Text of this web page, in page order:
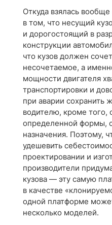
Откуда взялась
в том, что несущий
и дорогостоящий в
конструкции
что кузов должен
несочетаемое, а
мощности двигателя
транспортировки и
при аварии сохранить
водителю, кроме того,
определенной формы,
назначения. Поэтому,
удешевить
проектировании и
производители
кузова — эту самую
в качестве
одной платформе
несколько моделей.